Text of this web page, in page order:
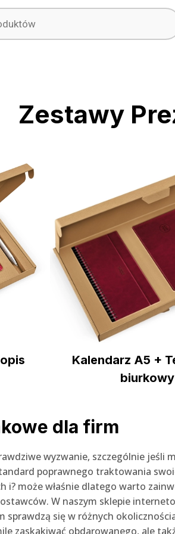
Zestawy
Kalendarz A5 +
biurkowy
dla firm
wyzwanie, szczególnie jeśli
poprawnego traktowania
i? może właśnie dlatego warto
W naszym sklepie
sprawdzą się w różnych
zaskakiwać obdarowanego, ale